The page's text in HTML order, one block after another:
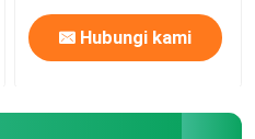
Hubungi kami